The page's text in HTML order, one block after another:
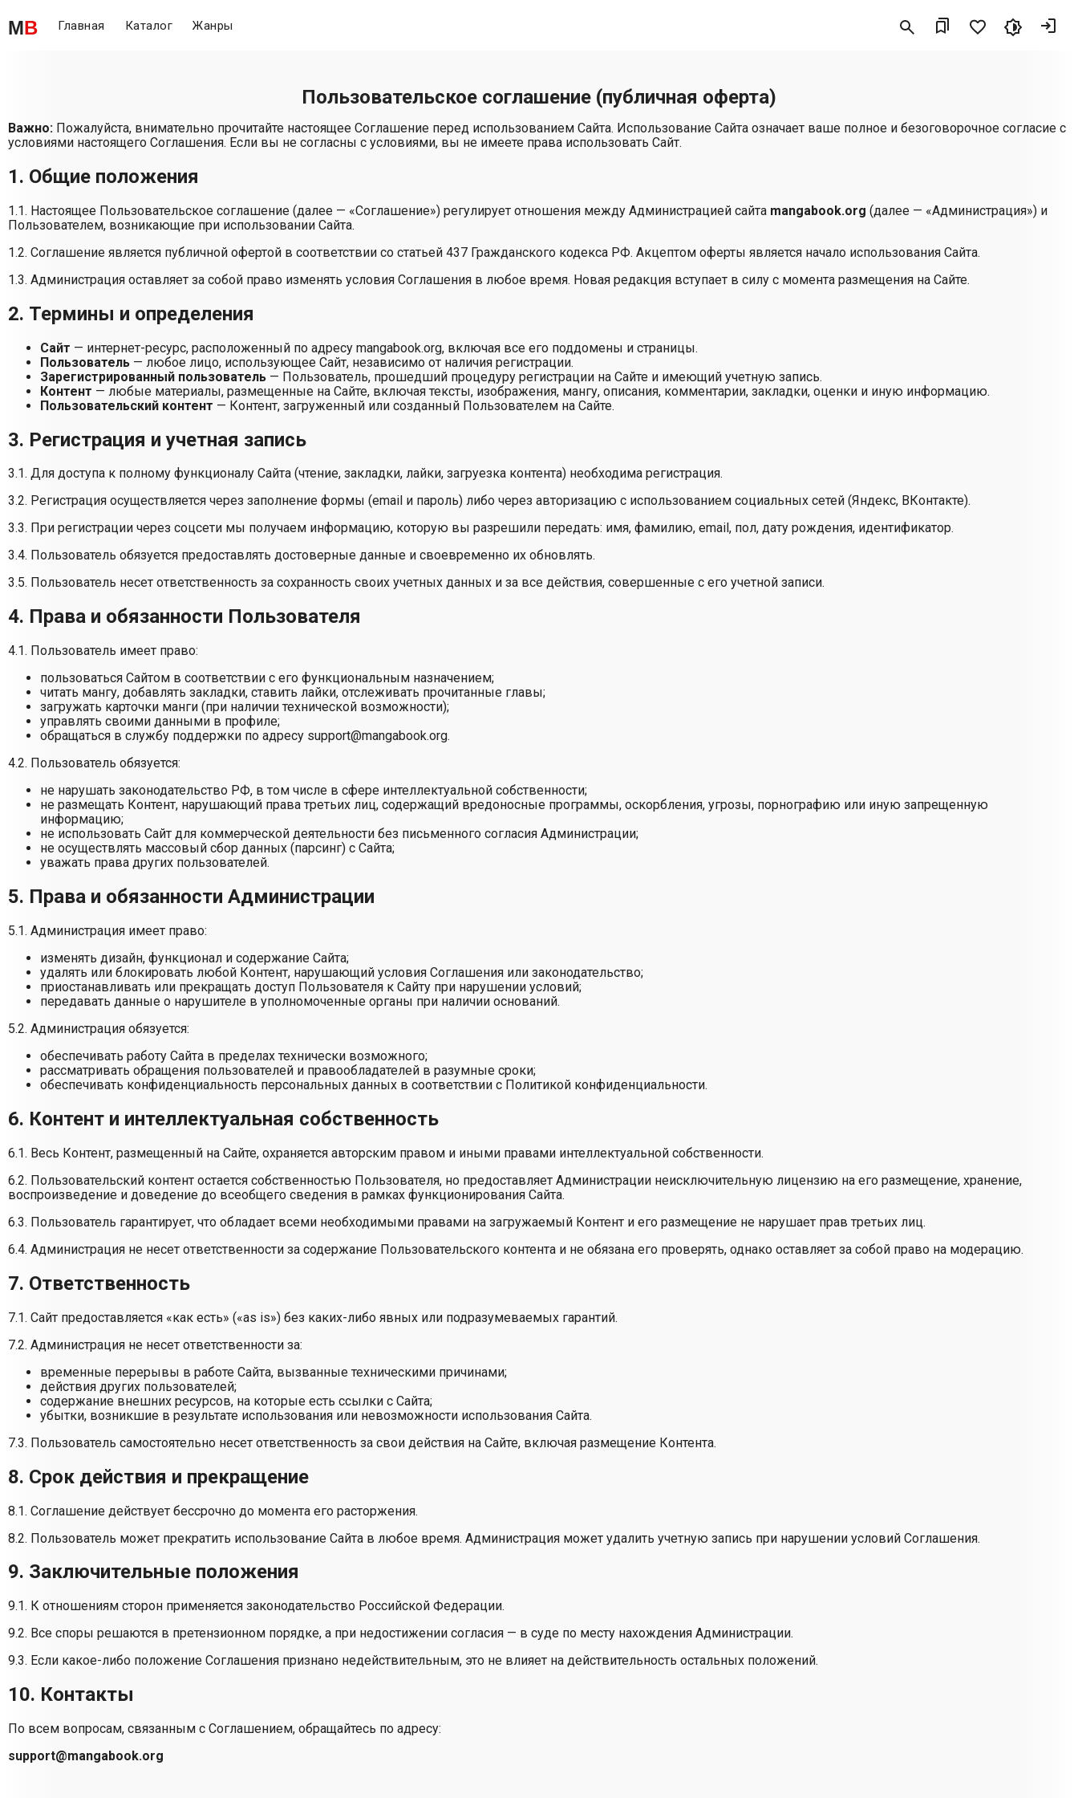
MB Главная Каталог Жанры
Пользовательское соглашение (публичная оферта)
Важно: Пожалуйста, внимательно прочитайте настоящее Соглашение перед использованием Сайта. Использование Сайта означает ваше полное и безоговорочное согласие с
условиями настоящего Соглашения. Если вы не согласны с условиями, вы не имеете права использовать Сайт.
1. Общие положения
1.1. Настоящее Пользовательское соглашение (далее — «Соглашение») регулирует отношения между Администрацией сайта mangabook.org (далее — «Администрация») и
Пользователем, возникающие при использовании Сайта.
1.2. Соглашение является публичной офертой в соответствии со статьей 437 Гражданского кодекса РФ. Акцептом оферты является начало использования Сайта.
1.3. Администрация оставляет за собой право изменять условия Соглашения в любое время. Новая редакция вступает в силу с момента размещения на Сайте.
2. Термины и определения
Сайт — интернет-ресурс, расположенный по адресу mangabook.org, включая все его поддомены и страницы.
Пользователь — любое лицо, использующее Сайт, независимо от наличия регистрации.
Зарегистрированный пользователь — Пользователь, прошедший процедуру регистрации на Сайте и имеющий учетную запись.
Контент — любые материалы, размещенные на Сайте, включая тексты, изображения, мангу, описания, комментарии, закладки, оценки и иную информацию.
Пользовательский контент — Контент, загруженный или созданный Пользователем на Сайте.
3. Регистрация и учетная запись
3.1. Для доступа к полному функционалу Сайта (чтение, закладки, лайки, загруезка контента) необходима регистрация.
3.2. Регистрация осуществляется через заполнение формы (email и пароль) либо через авторизацию с использованием социальных сетей (Яндекс, ВКонтакте).
3.3. При регистрации через соцсети мы получаем информацию, которую вы разрешили передать: имя, фамилию, email, пол, дату рождения, идентификатор.
3.4. Пользователь обязуется предоставлять достоверные данные и своевременно их обновлять.
3.5. Пользователь несет ответственность за сохранность своих учетных данных и за все действия, совершенные с его учетной записи.
4. Права и обязанности Пользователя
4.1. Пользователь имеет право:
пользоваться Сайтом в соответствии с его функциональным назначением;
читать мангу, добавлять закладки, ставить лайки, отслеживать прочитанные главы;
загружать карточки манги (при наличии технической возможности);
управлять своими данными в профиле;
обращаться в службу поддержки по адресу support@mangabook.org.
4.2. Пользователь обязуется:
не нарушать законодательство РФ, в том числе в сфере интеллектуальной собственности;
не размещать Контент, нарушающий права третьих лиц, содержащий вредоносные программы, оскорбления, угрозы, порнографию или иную запрещенную
информацию;
не использовать Сайт для коммерческой деятельности без письменного согласия Администрации;
не осуществлять массовый сбор данных (парсинг) с Сайта;
уважать права других пользователей.
5. Права и обязанности Администрации
5.1. Администрация имеет право:
изменять дизайн, функционал и содержание Сайта;
удалять или блокировать любой Контент, нарушающий условия Соглашения или законодательство;
приостанавливать или прекращать доступ Пользователя к Сайту при нарушении условий;
передавать данные о нарушителе в уполномоченные органы при наличии оснований.
5.2. Администрация обязуется:
обеспечивать работу Сайта в пределах технически возможного;
рассматривать обращения пользователей и правообладателей в разумные сроки;
обеспечивать конфиденциальность персональных данных в соответствии с Политикой конфиденциальности.
6. Контент и интеллектуальная собственность
6.1. Весь Контент, размещенный на Сайте, охраняется авторским правом и иными правами интеллектуальной собственности.
6.2. Пользовательский контент остается собственностью Пользователя, но предоставляет Администрации неисключительную лицензию на его размещение, хранение,
воспроизведение и доведение до всеобщего сведения в рамках функционирования Сайта.
6.3. Пользователь гарантирует, что обладает всеми необходимыми правами на загружаемый Контент и его размещение не нарушает прав третьих лиц.
6.4. Администрация не несет ответственности за содержание Пользовательского контента и не обязана его проверять, однако оставляет за собой право на модерацию.
7. Ответственность
7.1. Сайт предоставляется «как есть» («as is») без каких-либо явных или подразумеваемых гарантий.
7.2. Администрация не несет ответственности за:
временные перерывы в работе Сайта, вызванные техническими причинами;
действия других пользователей;
содержание внешних ресурсов, на которые есть ссылки с Сайта;
убытки, возникшие в результате использования или невозможности использования Сайта.
7.3. Пользователь самостоятельно несет ответственность за свои действия на Сайте, включая размещение Контента.
8. Срок действия и прекращение
8.1. Соглашение действует бессрочно до момента его расторжения.
8.2. Пользователь может прекратить использование Сайта в любое время. Администрация может удалить учетную запись при нарушении условий Соглашения.
9. Заключительные положения
9.1. К отношениям сторон применяется законодательство Российской Федерации.
9.2. Все споры решаются в претензионном порядке, а при недостижении согласия — в суде по месту нахождения Администрации.
9.3. Если какое-либо положение Соглашения признано недействительным, это не влияет на действительность остальных положений.
10. Контакты
По всем вопросам, связанным с Соглашением, обращайтесь по адресу:
support@mangabook.org